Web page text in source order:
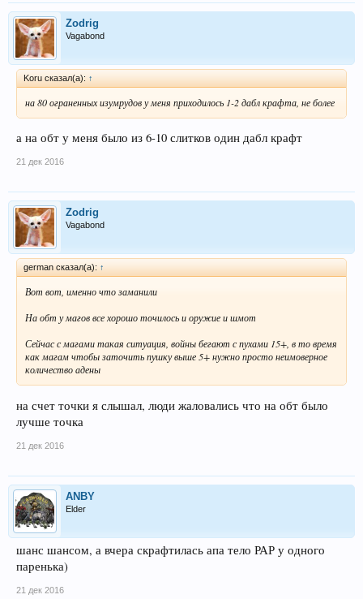
Zodrig
Vagabond
Koru сказал(а): ↑
на 80 ограненных изумрудов у меня приходилось 1-2 дабл крафта, не более
а на обт у меня было из 6-10 слитков один дабл крафт
21 дек 2016
Zodrig
Vagabond
german сказал(а): ↑
Вот вот, именно что заманили
На обт у магов все хорошо точилось и оружие и шмот
Сейчас с магами такая ситуация, войны бегают с пухами 15+, в то время
как магам чтобы заточить пушку выше 5+ нужно просто неимоверное
количество адены
на счет точки я слышал, люди жаловались что на обт было
лучше точка
21 дек 2016
ANBY
Elder
шанс шансом, а вчера скрафтилась апа тело РАР у одного
паренька)
21 дек 2016